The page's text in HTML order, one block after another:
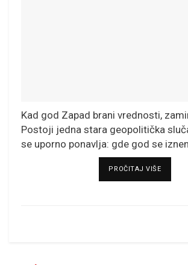
Kad god Zapad brani vrednosti,
Postoji jedna stara geopolitička
se uporno ponavlja: gde god se
PROČITAJ VIŠEDETAILS